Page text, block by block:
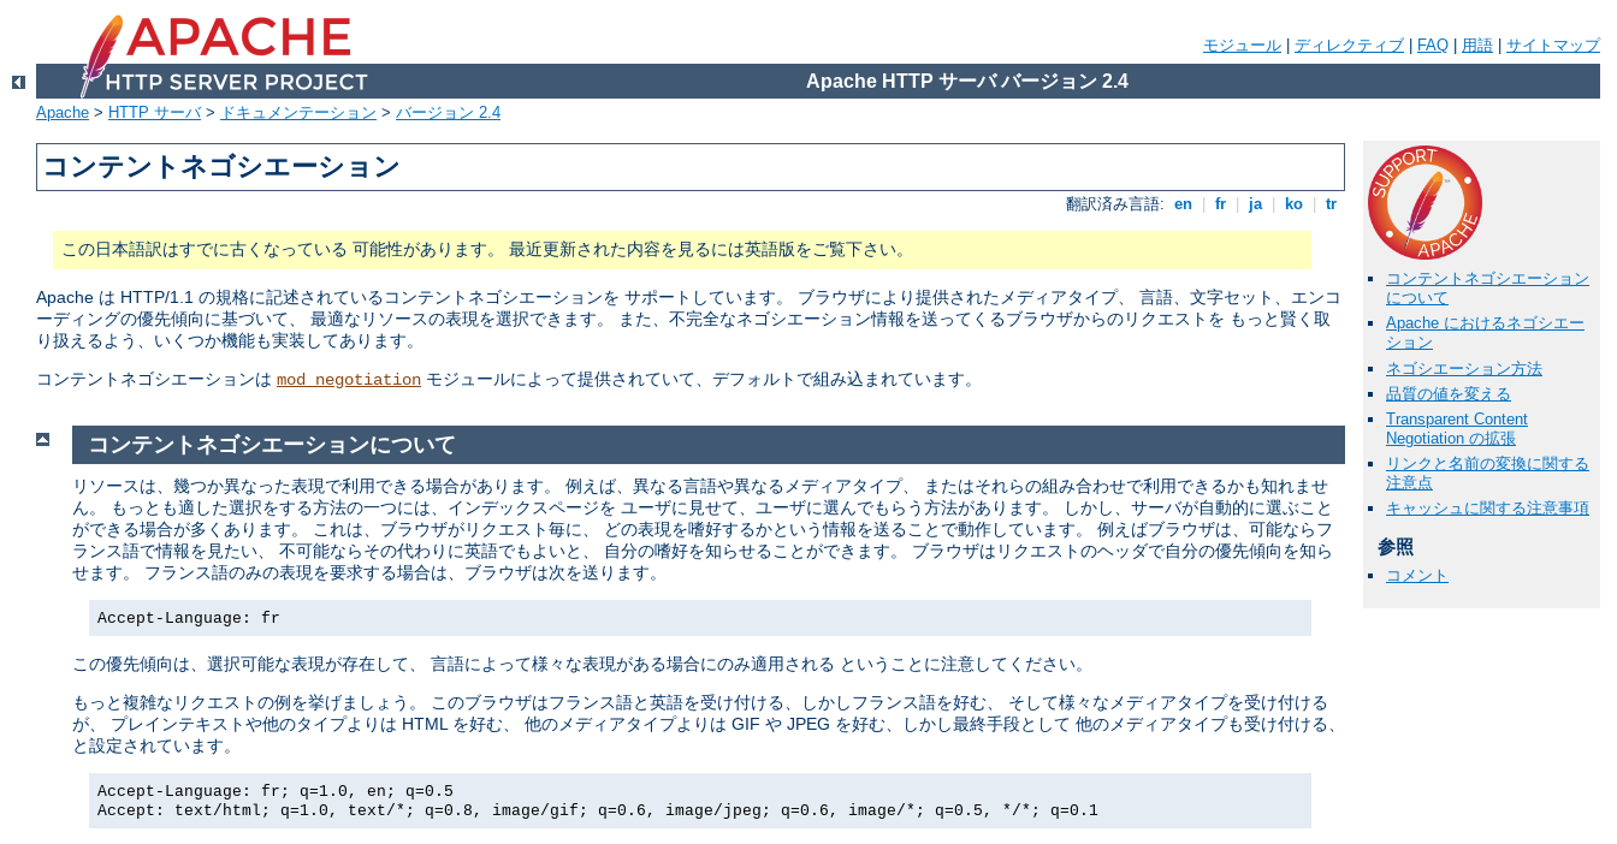
モジュール ディレクティブ FAQ 用語 サイトマップ
Apache HTTP サーバ バージョン 2.4
Apache > HTTP サーバ> ドキュメンテーション > バージョン 2.4
コンテントネゴシエーション
翻訳済み言語: en fr ja ko tr
この日本語訳はすでに古くなっている 可能性があります。 最近更新された内容を見るには英語版をご覧下さい。
Apache は HTTP/1.1 の規格に記述されているコンテントネゴシエーションを サポートしています。 ブラウザにより提供されたメディアタイプ、 言語、文字セット、エンコ
ーディングの優先傾向に基づいて、 最適なリソースの表現を選択できます。 また、不完全なネゴシエーション情報を送ってくるブラウザからのリクエストを もっと賢く取
り扱えるよう、いくつか機能も実装してあります。
コンテントネゴシエーションは mod_negotiation モジュールによって提供されていて、デフォルトで組み込まれています。
コンテントネゴシエーション
について
Apache におけるネゴシエー
ション
ネゴシエーション方法
品質の値を変える
Transparent Content
Negotiation の拡張
リンクと名前の変換に関する
注意点
キャッシュに関する注意事項
参照
コメント
コンテントネゴシエーションについて
リソースは、幾つか異なった表現で利用できる場合があります。 例えば、異なる言語や異なるメディアタイプ、 またはそれらの組み合わせで利用できるかも知れませ
ん。 もっとも適した選択をする方法の一つには、インデックスページを ユーザに見せて、ユーザに選んでもらう方法があります。 しかし、サーバが自動的に選ぶこと
ができる場合が多くあります。 これは、ブラウザがリクエスト毎に、 どの表現を嗜好するかという情報を送ることで動作しています。 例えばブラウザは、可能ならフ
ランス語で情報を見たい、 不可能ならその代わりに英語でもよいと、 自分の嗜好を知らせることができます。 ブラウザはリクエストのヘッダで自分の優先傾向を知ら
せます。 フランス語のみの表現を要求する場合は、ブラウザは次を送ります。
Accept-Language: fr
この優先傾向は、選択可能な表現が存在して、 言語によって様々な表現がある場合にのみ適用される ということに注意してください。
もっと複雑なリクエストの例を挙げましょう。 このブラウザはフランス語と英語を受け付ける、しかしフランス語を好む、 そして様々なメディアタイプを受け付ける
が、 プレインテキストや他のタイプよりは HTML を好む、 他のメディアタイプよりは GIF や JPEG を好む、しかし最終手段として 他のメディアタイプも受け付ける、
と設定されています。
Accept-Language: fr; q=1.0, en; q=0.5
Accept: text/html; q=1.0, text/*; q=0.8, image/gif; q=0.6, image/jpeg; q=0.6, image/*; q=0.5, */*; q=0.1